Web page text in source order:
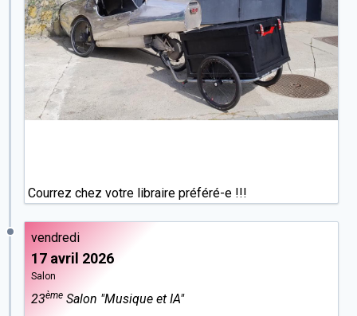
Courrez chez votre libraire préféré-e !!!
vendredi
17 avril 2026
Salon
23ème Salon "Musique et IA"